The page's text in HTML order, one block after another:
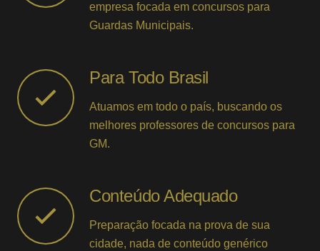
empresa focada em concursos para
Guardas Municipais.
Para Todo Brasil
Atuamos em todo o país, buscando os
melhores professores de concursos para
GM.
Conteúdo Adequado
Preparação focada na prova de sua
cidade, nada de conteúdo genérico